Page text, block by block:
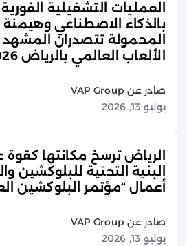
العمليات التشغيلية
بالذكاء الاصطناعي وهيمنة
المحمولة تتصدران
الألعاب العالمي بالرياض 2026
صادر عن VAP Group
يوليو 13, 2026
الرياض ترسخ مكانتها
البنية التحتية للبلوكشين
أعمال “مؤتمر البلوكشين
صادر عن VAP Group
يوليو 13, 2026